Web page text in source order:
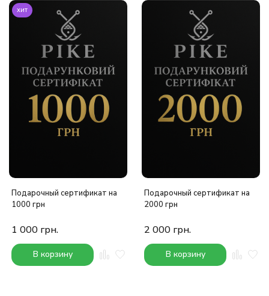
покупателей
хит
Подарочный сертификат на
1000 грн
1 000 грн.
В корзину
Подарочный сертификат на
2000 грн
2 000 грн.
В корзину